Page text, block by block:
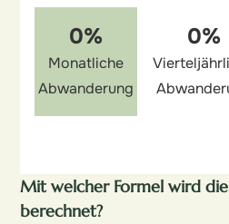
0%
Monatliche
Abwanderung
0%
Mit welcher Formel wird
berechnet?